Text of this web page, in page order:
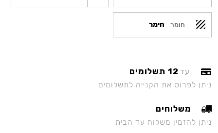
חומר חימר
עד 12 תשלומים
ניתן לפרוס את הקנייה לתשלומים
משלוחים
ניתן להזמין משלוח עד הבית